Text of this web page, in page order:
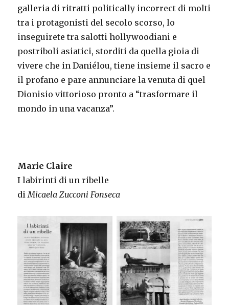
galleria di ritratti politically incorrect di molti
tra i protagonisti del secolo scorso, lo
inseguirete tra salotti hollywoodiani e
postriboli asiatici, storditi da quella gioia di
vivere che in Daniélou, tiene insieme il sacro e
il profano e pare annunciare la venuta di quel
Dionisio vittorioso pronto a “trasformare il
mondo in una vacanza”.
Marie Claire
I labirinti di un ribelle
di Micaela Zucconi Fonseca